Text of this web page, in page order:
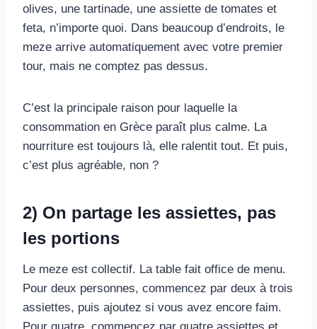
olives, une tartinade, une assiette de tomates et
feta, n’importe quoi. Dans beaucoup d’endroits, le
meze arrive automatiquement avec votre premier
tour, mais ne comptez pas dessus.
C’est la principale raison pour laquelle la
consommation en Grèce paraît plus calme. La
nourriture est toujours là, elle ralentit tout. Et puis,
c’est plus agréable, non ?
2) On partage les assiettes, pas
les portions
Le meze est collectif. La table fait office de menu.
Pour deux personnes, commencez par deux à trois
assiettes, puis ajoutez si vous avez encore faim.
Pour quatre, commencez par quatre assiettes et